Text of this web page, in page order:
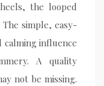
the looped
simple, easy-
calming influence
A quality
not be missing.